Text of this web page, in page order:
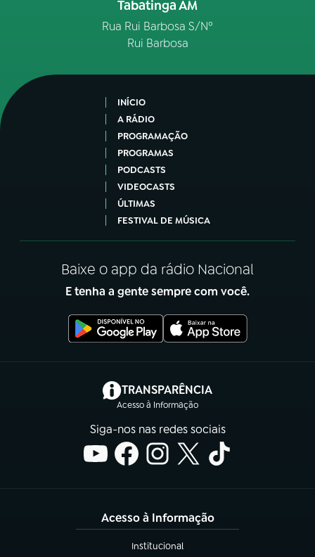
Tabatinga AM
Rua Rui Barbosa S/Nº
Rui Barbosa
INÍCIO
A RÁDIO
PROGRAMAÇÃO
PROGRAMAS
PODCASTS
VIDEOCASTS
ÚLTIMAS
FESTIVAL DE MÚSICA
Baixe o app da rádio Nacional
E tenha a gente sempre com você.
TRANSPARÊNCIA
Acesso à Informação
(abre em nova aba)
Siga-nos nas redes sociais
Acesso à Informação
Institucional
(abre em nova aba)